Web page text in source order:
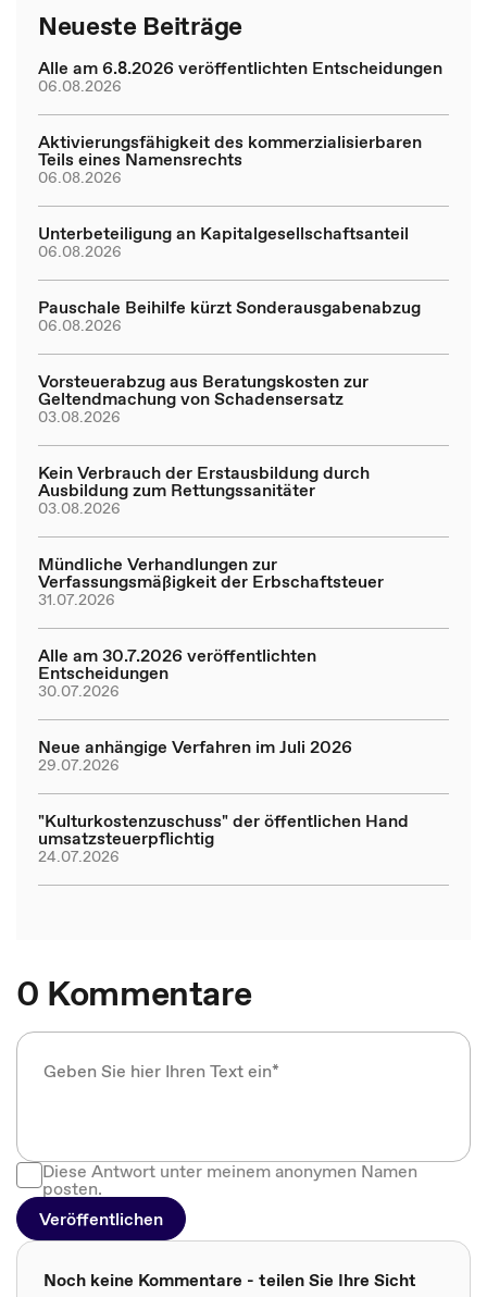
Neueste Beiträge
Alle am 6.8.2026 veröffentlichten Entscheidungen
06.08.2026
Aktivierungsfähigkeit des kommerzialisierbaren
Teils eines Namensrechts
06.08.2026
Unterbeteiligung an Kapitalgesellschaftsanteil
06.08.2026
Pauschale Beihilfe kürzt Sonderausgabenabzug
06.08.2026
Vorsteuerabzug aus Beratungskosten zur
Geltendmachung von Schadensersatz
03.08.2026
Kein Verbrauch der Erstausbildung durch
Ausbildung zum Rettungssanitäter
03.08.2026
Mündliche Verhandlungen zur
Verfassungsmäßigkeit der Erbschaftsteuer
31.07.2026
Alle am 30.7.2026 veröffentlichten
Entscheidungen
30.07.2026
Neue anhängige Verfahren im Juli 2026
29.07.2026
"Kulturkostenzuschuss" der öffentlichen Hand
umsatzsteuerpflichtig
24.07.2026
0 Kommentare
Diese Antwort unter meinem anonymen Namen
posten.
Veröffentlichen
Noch keine Kommentare - teilen Sie Ihre Sicht